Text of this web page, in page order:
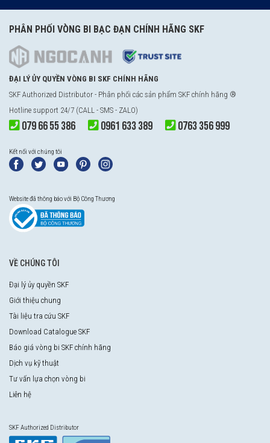
PHÂN PHỐI VÒNG BI BẠC ĐẠN CHÍNH HÃNG SKF
ĐẠI LÝ ỦY QUYỀN VÒNG BI SKF CHÍNH HÃNG
SKF Authorized Distributor - Phân phối các sản phẩm SKF chính hãng ®
Hotline support 24/7 (CALL - SMS - ZALO)
079 66 55 386 0961 633 389 0763 356 999
Kết nối với chúng tôi
Website đã thông báo với Bộ Công Thương
VỀ CHÚNG TÔI
Đại lý ủy quyền SKF
Giới thiệu chung
Tài liệu tra cứu SKF
Download Catalogue SKF
Báo giá vòng bi SKF chính hãng
Dịch vụ kỹ thuật
Tư vấn lựa chọn vòng bi
Liên hệ
SKF Authorized Distributor